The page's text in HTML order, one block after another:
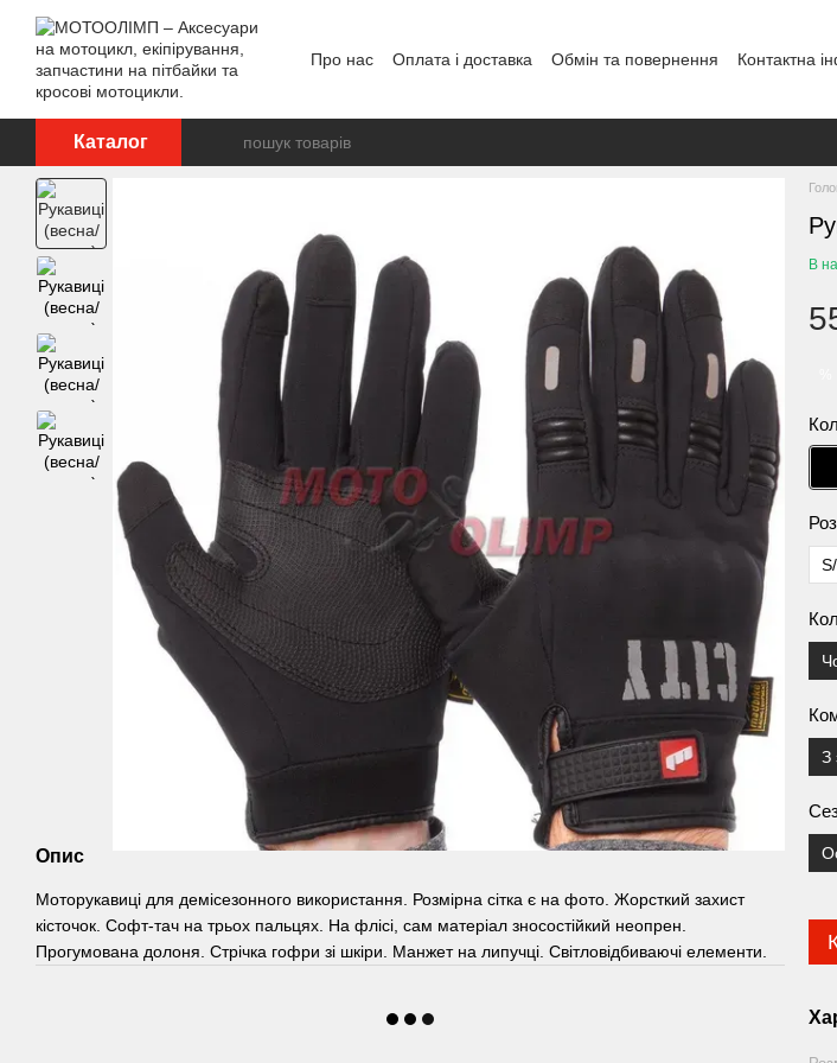
Перейти до основного контенту
Про нас Оплата і доставка Обмін та повернення Контактна
Каталог
Опис
Моторукавиці для демісезонного використання. Розмірна сітка є на фото. Жорсткий захист
кісточок. Софт-тач на трьох пальцях. На флісі, сам матеріал зносостійкий неопрен.
Прогумована долоня. Стрічка гофри зі шкіри. Манжет на липучці. Світловідбиваючі елементи.
В
З